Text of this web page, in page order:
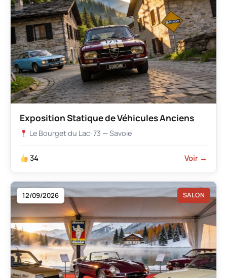
Exposition Statique de Véhicules Anciens
Le Bourget du Lac· 73 — Savoie
34 Voir →
12/09/2026 SALON